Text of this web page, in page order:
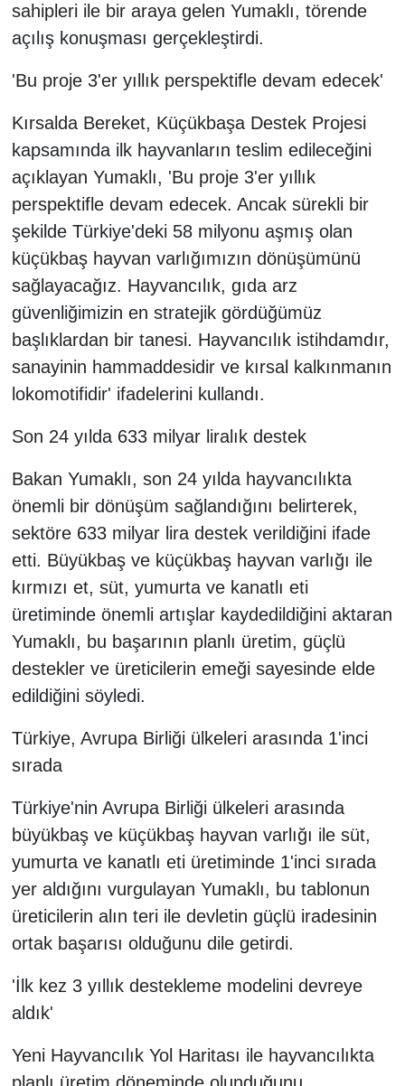
sahipleri ile bir araya gelen Yumaklı, törende
açılış konuşması gerçekleştirdi.
'Bu proje 3'er yıllık perspektifle devam edecek'
Kırsalda Bereket, Küçükbaşa Destek Projesi
kapsamında ilk hayvanların teslim edileceğini
açıklayan Yumaklı, 'Bu proje 3'er yıllık
perspektifle devam edecek. Ancak sürekli bir
şekilde Türkiye'deki 58 milyonu aşmış olan
küçükbaş hayvan varlığımızın dönüşümünü
sağlayacağız. Hayvancılık, gıda arz
güvenliğimizin en stratejik gördüğümüz
başlıklardan bir tanesi. Hayvancılık istihdamdır,
sanayinin hammaddesidir ve kırsal kalkınmanın
lokomotifidir' ifadelerini kullandı.
Son 24 yılda 633 milyar liralık destek
Bakan Yumaklı, son 24 yılda hayvancılıkta
önemli bir dönüşüm sağlandığını belirterek,
sektöre 633 milyar lira destek verildiğini ifade
etti. Büyükbaş ve küçükbaş hayvan varlığı ile
kırmızı et, süt, yumurta ve kanatlı eti
üretiminde önemli artışlar kaydedildiğini aktaran
Yumaklı, bu başarının planlı üretim, güçlü
destekler ve üreticilerin emeği sayesinde elde
edildiğini söyledi.
Türkiye, Avrupa Birliği ülkeleri arasında 1'inci
sırada
Türkiye'nin Avrupa Birliği ülkeleri arasında
büyükbaş ve küçükbaş hayvan varlığı ile süt,
yumurta ve kanatlı eti üretiminde 1'inci sırada
yer aldığını vurgulayan Yumaklı, bu tablonun
üreticilerin alın teri ile devletin güçlü iradesinin
ortak başarısı olduğunu dile getirdi.
'İlk kez 3 yıllık destekleme modelini devreye
aldık'
Yeni Hayvancılık Yol Haritası ile hayvancılıkta